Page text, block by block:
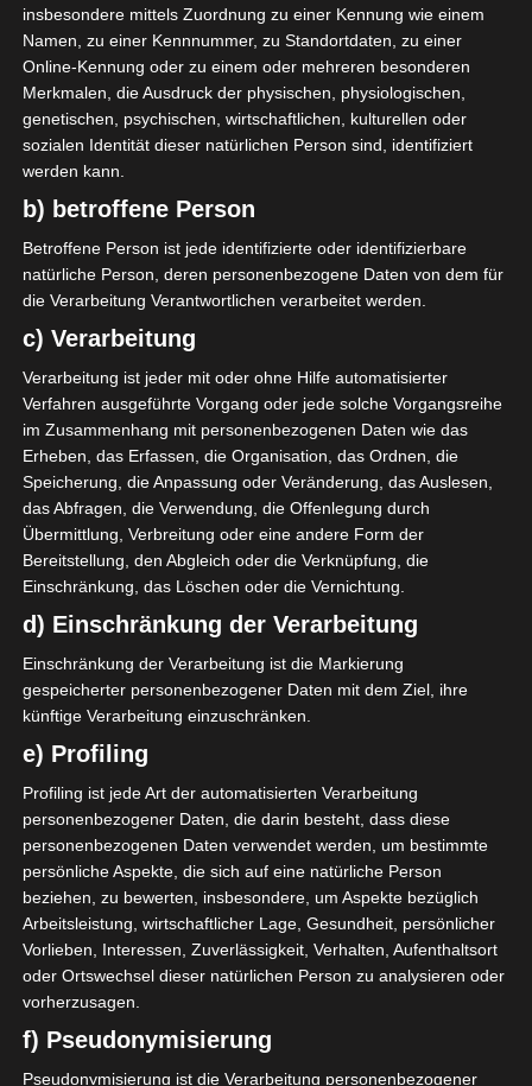
Jeunesse Sportive
Kairouanaise (JSK) 1
Stade Boujemaa Kmiti Béjà
TORE
Tor
M. Hedhli
90'
+7
AUFSTELLUNGEN
Olympique de Béjà (OB)
19 D
H. Ben Yahia
3
D
Oussema Shili
8
M M. Hedhli
2 D
H. Rebaii
20
D
O. Romdhani
35
M O. Bouraoui
30 O B. Delli
insbesondere mittels Zuordnung zu einer Kennung wie einem
Namen, zu einer Kennnummer, zu Standortdaten, zu einer
Online-Kennung oder zu einem oder mehreren besonderen
Merkmalen, die Ausdruck der physischen, physiologischen,
genetischen, psychischen, wirtschaftlichen, kulturellen oder
sozialen Identität dieser natürlichen Person sind, identifiziert
werden kann.
b) betroffene Person
Betroffene Person ist jede identifizierte oder identifizierbare
natürliche Person, deren personenbezogene Daten von dem für
die Verarbeitung Verantwortlichen verarbeitet werden.
c) Verarbeitung
Verarbeitung ist jeder mit oder ohne Hilfe automatisierter
Verfahren ausgeführte Vorgang oder jede solche Vorgangsreihe
im Zusammenhang mit personenbezogenen Daten wie das
Erheben, das Erfassen, die Organisation, das Ordnen, die
Speicherung, die Anpassung oder Veränderung, das Auslesen,
das Abfragen, die Verwendung, die Offenlegung durch
Übermittlung, Verbreitung oder eine andere Form der
Bereitstellung, den Abgleich oder die Verknüpfung, die
Einschränkung, das Löschen oder die Vernichtung.
d) Einschränkung der Verarbeitung
Einschränkung der Verarbeitung ist die Markierung
gespeicherter personenbezogener Daten mit dem Ziel, ihre
künftige Verarbeitung einzuschränken.
e) Profiling
Profiling ist jede Art der automatisierten Verarbeitung
personenbezogener Daten, die darin besteht, dass diese
personenbezogenen Daten verwendet werden, um bestimmte
persönliche Aspekte, die sich auf eine natürliche Person
beziehen, zu bewerten, insbesondere, um Aspekte bezüglich
Arbeitsleistung, wirtschaftlicher Lage, Gesundheit, persönlicher
Vorlieben, Interessen, Zuverlässigkeit, Verhalten, Aufenthaltsort
oder Ortswechsel dieser natürlichen Person zu analysieren oder
vorherzusagen.
f) Pseudonymisierung
Pseudonymisierung ist die Verarbeitung personenbezogener